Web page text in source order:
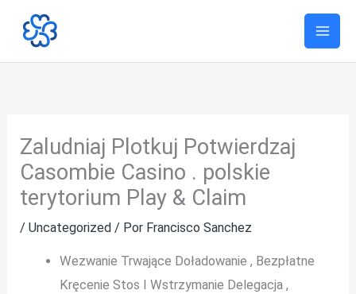
contenido
Zaludniaj Plotkuj Potwierdzaj
Casombie Casino . polskie
terytorium Play & Claim
/Uncategorized / Por Francisco Sanchez
Wezwanie Trwające Doładowanie , Bezpłatne
Kręcenie Stos I Wstrzymanie Delegacja ,